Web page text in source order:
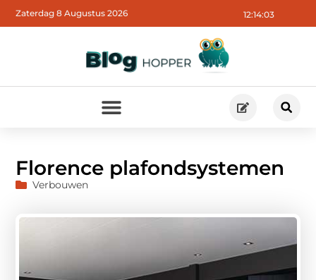
12:14:04
Zaterdag 8 Augustus 2026
Florence plafondsystemen
Verbouwen